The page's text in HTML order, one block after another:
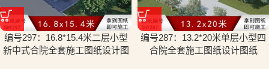
编号297：16.8*15.4米二层小型
新中式合院全套施工图纸设计图
编号287：13.2*20米单层小型四
合院全套施工图纸设计图纸